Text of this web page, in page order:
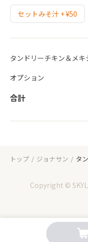
セットみそ汁 + ¥50
タンドリーチキン＆メキ
オプション
合計
トップ ジョナサン タ
Copyright ©